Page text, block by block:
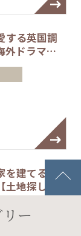
る英国調
外ドラマ…
を建てる
土地探し
ー